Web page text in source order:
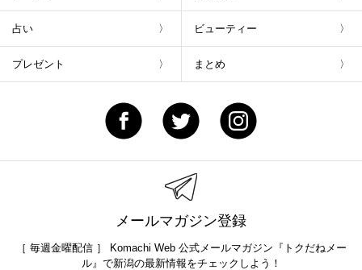
占い ビューティー
プレゼント まとめ
メールマガジン登録
［ 毎週金曜配信 ］ Komachi Web 公式メールマガジン『トクだねメー
ル』で新潟の最新情報をチェックしよう！